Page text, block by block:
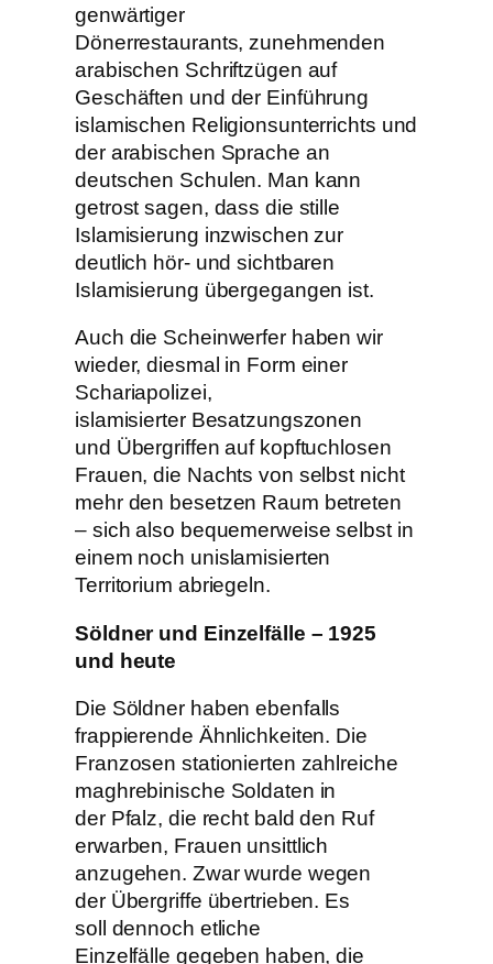
genwärtiger
Dönerrestaurants, zunehmenden
arabischen Schriftzügen auf
Geschäften und der Einführung
islamischen Religionsunterrichts und
der arabischen Sprache an
deutschen Schulen. Man kann
getrost sagen, dass die stille
Islamisierung inzwischen zur
deutlich hör- und sichtbaren
Islamisierung übergegangen ist.
Auch die Scheinwerfer haben wir
wieder, diesmal in Form einer
Schariapolizei,
islamisierter Besatzungszonen
und Übergriffen auf kopftuchlosen
Frauen, die Nachts von selbst nicht
mehr den besetzen Raum betreten
– sich also bequemerweise selbst in
einem noch unislamisierten
Territorium abriegeln.
Söldner und Einzelfälle – 1925
und heute
Die Söldner haben ebenfalls
frappierende Ähnlichkeiten. Die
Franzosen stationierten zahlreiche
maghrebinische Soldaten in
der Pfalz, die recht bald den Ruf
erwarben, Frauen unsittlich
anzugehen. Zwar wurde wegen
der Übergriffe übertrieben. Es
soll dennoch etliche
Einzelfälle gegeben haben, die